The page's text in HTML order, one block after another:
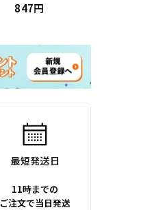
847
最短発送日
11時までの
ご注文で当日発送